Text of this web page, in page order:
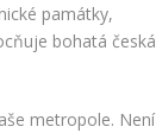
památky,
bohatá česká
metropole. Není